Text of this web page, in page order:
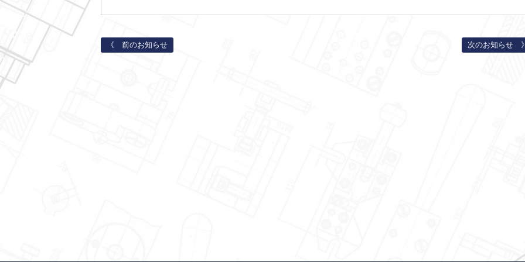
《 前のお知らせ 次のお知らせ